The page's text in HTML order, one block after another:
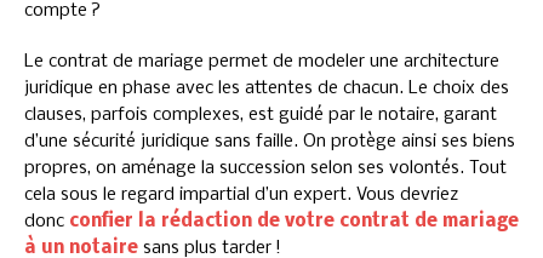
compte ?
Le contrat de mariage permet de modeler une architecture
juridique en phase avec les attentes de chacun. Le choix des
clauses, parfois complexes, est guidé par le notaire, garant
d’une sécurité juridique sans faille. On protège ainsi ses biens
propres, on aménage la succession selon ses volontés. Tout
cela sous le regard impartial d’un expert. Vous devriez
donc confier la rédaction de votre contrat de mariage
à un notaire sans plus tarder !